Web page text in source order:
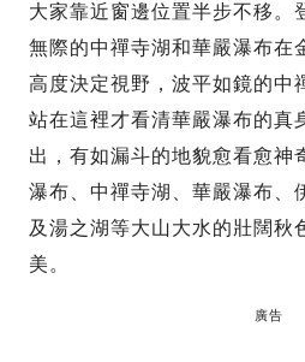
大家靠近窗邊位置半步不移。
無際的中禪寺湖和華嚴瀑布在
高度決定視野，波平如鏡的中
站在這裡才看清華嚴瀑布的真
出，有如漏斗的地貌愈看愈神
瀑布、中禪寺湖、華嚴瀑布、
及湯之湖等大山大水的壯闊秋
美。
廣告